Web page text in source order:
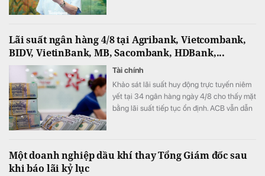
Lãi suất ngân hàng 4/8 tại Agribank, Vietcombank,
BIDV, VietinBank, MB, Sacombank, HDBank,...
Tài chính
Khảo sát lãi suất huy động trực tuyến niêm
yết tại 34 ngân hàng ngày 4/8 cho thấy mặt
bằng lãi suất tiếp tục ổn định. ACB vẫn dẫn
Một doanh nghiệp dầu khí thay Tổng Giám đốc sau
khi báo lãi kỷ lục